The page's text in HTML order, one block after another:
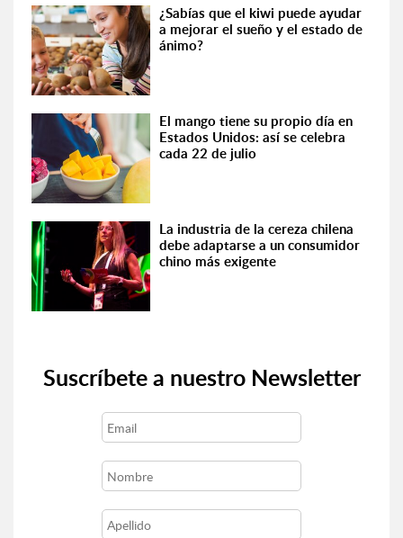
¿Sabías que el kiwi puede ayudar
a mejorar el sueño y el estado de
ánimo?
El mango tiene su propio día en
Estados Unidos: así se celebra
cada 22 de julio
La industria de la cereza chilena
debe adaptarse a un consumidor
chino más exigente
Suscríbete a nuestro Newsletter